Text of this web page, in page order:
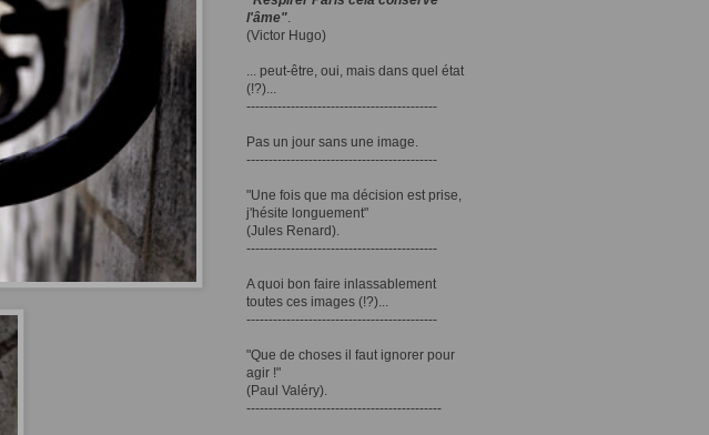
l'âme".
(Victor Hugo)
... peut-être, oui, mais dans quel état
(!?)...
-------------------------------------------
Pas un jour sans une image.
-------------------------------------------
"Une fois que ma décision est prise,
j'hésite longuement"
(Jules Renard).
-------------------------------------------
A quoi bon faire inlassablement
toutes ces images (!?)...
-------------------------------------------
"Que de choses il faut ignorer pour
agir !"
(Paul Valéry).
--------------------------------------------